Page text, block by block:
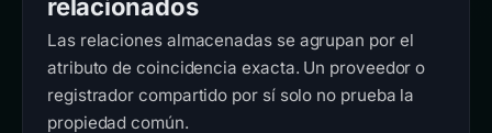
relacionados
Las relaciones almacenadas se agrupan por el
atributo de coincidencia exacta. Un proveedor o
registrador compartido por sí solo no prueba la
propiedad común.